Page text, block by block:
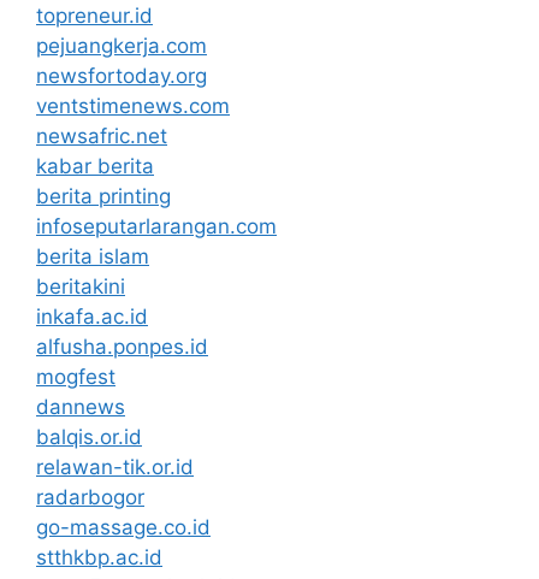
topreneur.id
pejuangkerja.com
newsfortoday.org
ventstimenews.com
newsafric.net
kabar berita
berita printing
infoseputarlarangan.com
berita islam
beritakini
inkafa.ac.id
alfusha.ponpes.id
mogfest
dannews
balqis.or.id
relawan-tik.or.id
radarbogor
go-massage.co.id
stthkbp.ac.id